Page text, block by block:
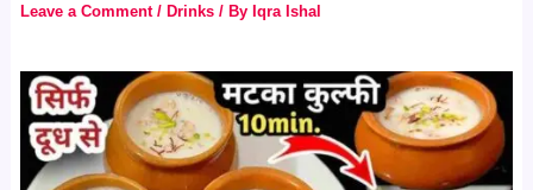
Leave a Comment / Drinks / By Iqra Ishal